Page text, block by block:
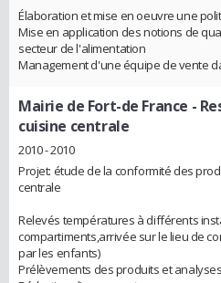
Élaboration et mise en oeuvre une
Mise en application des notions de
secteur de l'alimentation
Management d'une équipe de vente
Mairie de Fort-de France -
cuisine centrale
2010 - 2010
Projet: étude de la conformité des
centrale
Relevés températures à différents
compartiments,arrivée sur le lieu de
par les enfants)
Prélèvements des produits et